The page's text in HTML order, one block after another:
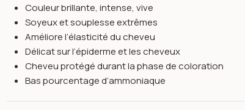
image gallery for Coloration ialo blond rouge venitien
Couleur brillante, intense, vive
Soyeux et souplesse extrêmes
Améliore l’élasticité du cheveu
Délicat sur l’épiderme et les cheveux
Cheveu protégé durant la phase de coloration
Bas pourcentage d’ammoniaque